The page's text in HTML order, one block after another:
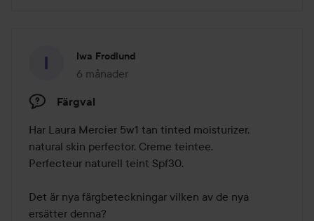
Iwa Frodlund
6 månader
Inlägget skapades 6 månader
Färgval
Har Laura Mercier 5w1 tan tinted moisturizer,
natural skin perfector. Creme teintee.
Perfecteur naturell teint Spf30.
Det är nya färgbeteckningar vilken av de nya
ersätter denna?